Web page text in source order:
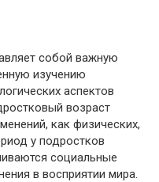
собой важную
изучению
аспектов
возраст
как физических,
у подростков
социальные
в восприятии мира.